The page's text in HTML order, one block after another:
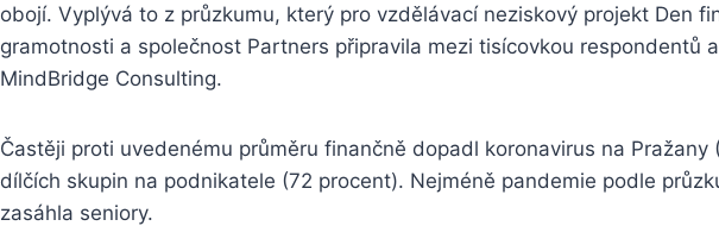
obojí. Vyplývá to z průzkumu, který pro vzdělávací neziskový projekt Den
gramotnosti a společnost Partners připravila mezi tisícovkou respondentů
MindBridge Consulting.
Častěji proti uvedenému průměru finančně dopadl koronavirus na Pražany
dílčích skupin na podnikatele (72 procent). Nejméně pandemie podle
zasáhla seniory.